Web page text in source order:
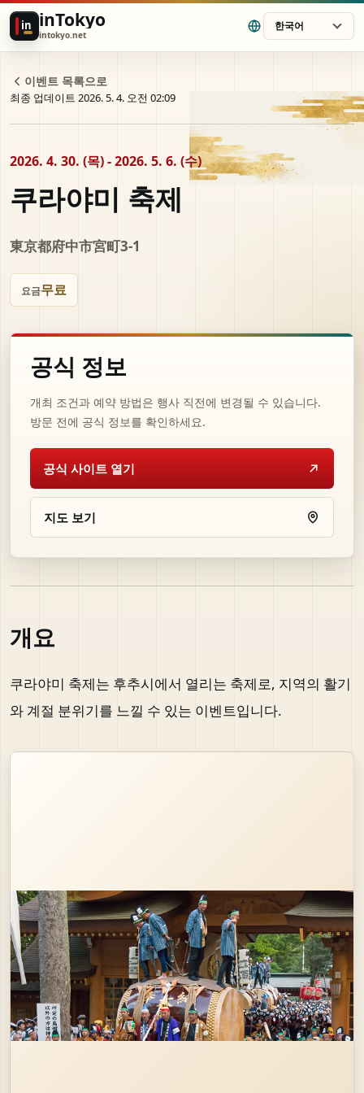
in inTokyo
intokyo.net
한국어
이벤트 목록으로
최종 업데이트 2026. 5. 4. 오전 02:09
2026. 4. 30. (목) - 2026. 5. 6. (수)
쿠라야미 축제
東京都府中市宮町3-1
요금무료
공식 정보
개최 조건과 예약 방법은 행사 직전에 변경될 수 있습니다.
방문 전에 공식 정보를 확인하세요.
공식 사이트 열기
지도 보기
개요
쿠라야미 축제는 후추시에서 열리는 축제로, 지역의 활기
와 계절 분위기를 느낄 수 있는 이벤트입니다.